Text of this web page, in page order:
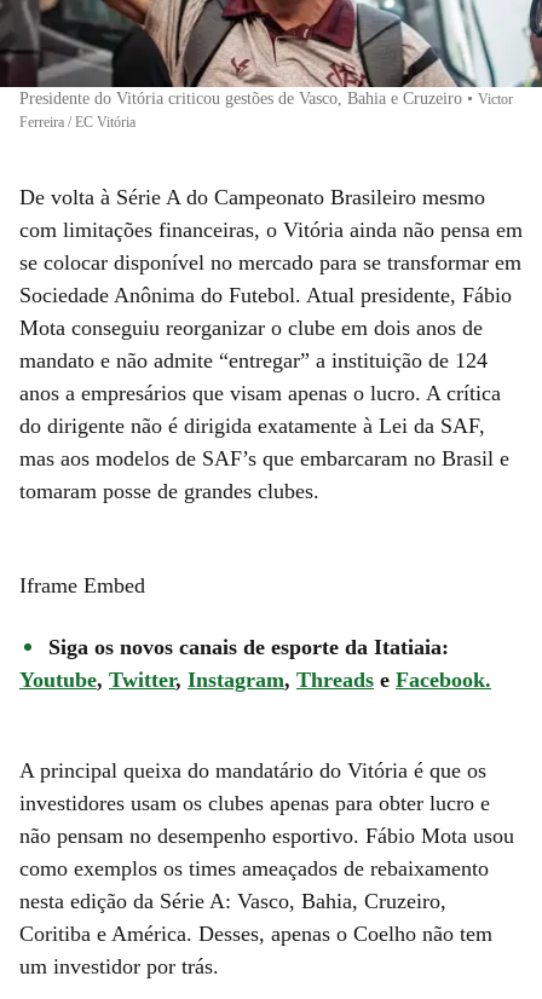
Presidente do Vitória criticou gestões de Vasco, Bahia e Cruzeiro • Victor
Ferreira / EC Vitória
De volta à Série A do Campeonato Brasileiro mesmo
com limitações financeiras, o Vitória ainda não pensa em
se colocar disponível no mercado para se transformar em
Sociedade Anônima do Futebol. Atual presidente, Fábio
Mota conseguiu reorganizar o clube em dois anos de
mandato e não admite “entregar” a instituição de 124
anos a empresários que visam apenas o lucro. A crítica
do dirigente não é dirigida exatamente à Lei da SAF,
mas aos modelos de SAF’s que embarcaram no Brasil e
tomaram posse de grandes clubes.
Iframe Embed
Siga os novos canais de esporte da Itatiaia:
Youtube, Twitter, Instagram, Threads e Facebook.
A principal queixa do mandatário do Vitória é que os
investidores usam os clubes apenas para obter lucro e
não pensam no desempenho esportivo. Fábio Mota usou
como exemplos os times ameaçados de rebaixamento
nesta edição da Série A: Vasco, Bahia, Cruzeiro,
Coritiba e América. Desses, apenas o Coelho não tem
um investidor por trás.